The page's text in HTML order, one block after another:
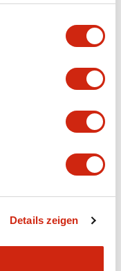
Details zeigen
Alle erweitern+